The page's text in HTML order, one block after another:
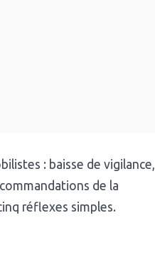
: baisse de vigilance,
de la
réflexes simples.